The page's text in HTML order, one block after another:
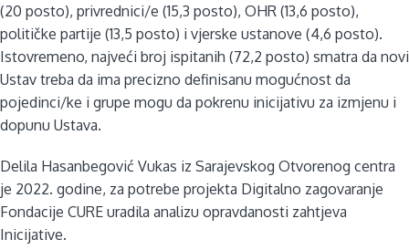
(20 posto), privrednici/e (15,3 posto), OHR (13,6 posto),
političke partije (13,5 posto) i vjerske ustanove (4,6 posto).
Istovremeno, najveći broj ispitanih (72,2 posto) smatra da novi
Ustav treba da ima precizno definisanu mogućnost da
pojedinci/ke i grupe mogu da pokrenu inicijativu za izmjenu i
dopunu Ustava.
Delila Hasanbegović Vukas iz Sarajevskog Otvorenog centra
je 2022. godine, za potrebe projekta Digitalno zagovaranje
Fondacije CURE uradila analizu opravdanosti zahtjeva
Inicijative.